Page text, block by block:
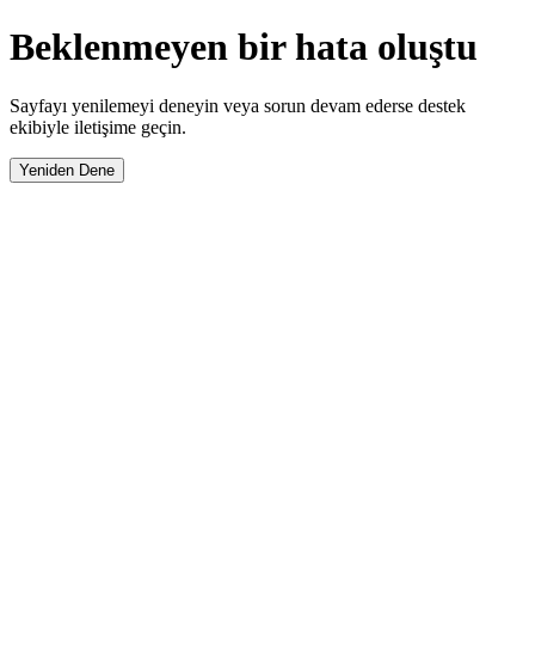
Beklenmeyen bir hata oluştu
Sayfayı yenilemeyi deneyin veya sorun devam ederse destek
ekibiyle iletişime geçin.
Yeniden Dene